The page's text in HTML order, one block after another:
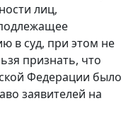
лиц,
в суд, при этом не
признать, что
Федерации было
заявителей на